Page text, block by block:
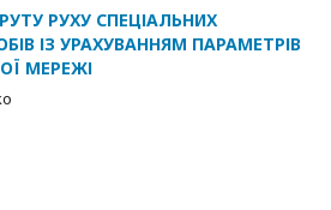
РУХУ СПЕЦІАЛЬНИХ
ІЗ УРАХУВАННЯМ ПАРАМЕТРІВ
МЕРЕЖІ